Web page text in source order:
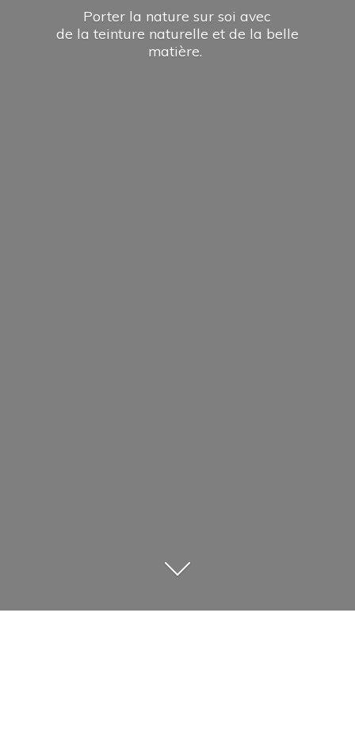
Porter la nature sur soi avec
de la teinture naturelle et de la belle
matière.